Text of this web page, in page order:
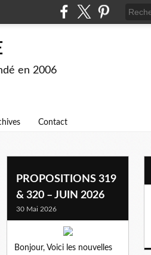
en 2006
Contact
PROPOSITIONS 319
& 320 – JUIN 2026
30 Mai 2026
Bonjour, Voici les nouvelles